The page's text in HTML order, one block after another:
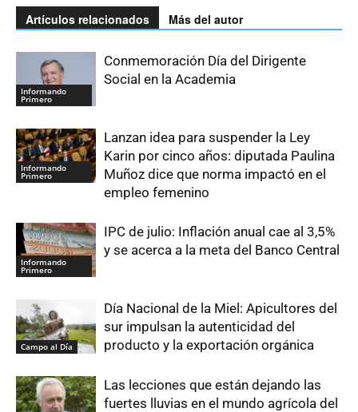
Artículos relacionados Más del autor
Informando
Primero
Conmemoración Día del Dirigente
Social en la Academia
Informando
Primero
Lanzan idea para suspender la Ley
Karin por cinco años: diputada Paulina
Muñoz dice que norma impactó en el
empleo femenino
Informando
Primero
IPC de julio: Inflación anual cae al 3,5%
y se acerca a la meta del Banco Central
Campo al Día
Día Nacional de la Miel: Apicultores del
sur impulsan la autenticidad del
producto y la exportación orgánica
Las lecciones que están dejando las
fuertes lluvias en el mundo agrícola del